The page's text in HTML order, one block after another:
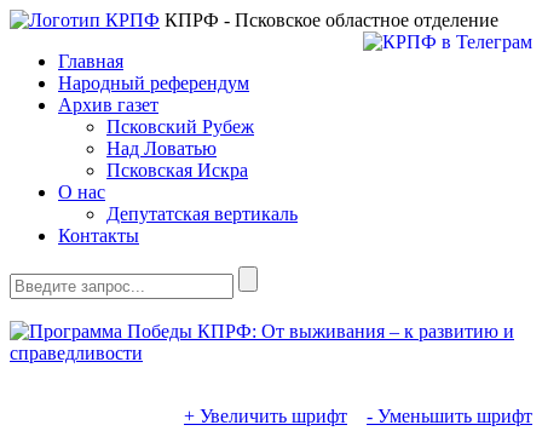
КПРФ - Псковское областное отделение
Главная
Народный референдум
Архив газет
Псковский Рубеж
Над Ловатью
Псковская Искра
О нас
Депутатская вертикаль
Контакты
+ Увеличить шрифт - Уменьшить шрифт